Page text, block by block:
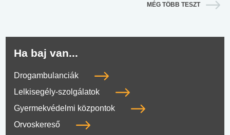
MÉG TÖBB TESZT
Ha baj van...
Drogambulanciák
Lelkisegély-szolgálatok
Gyermekvédelmi központok
Orvoskereső